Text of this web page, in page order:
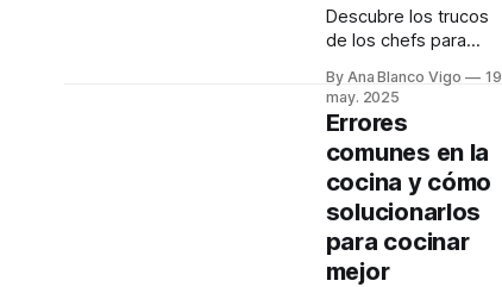
Descubre los trucos
de los chefs para
ensalada verde
perfecta en casa.
Desde la elección del
aliño hasta el toque
final, te revelamos
todos los secretos.
By Ana Blanco Vigo
19
may. 2025
Errores
comunes en la
cocina y cómo
solucionarlos
para cocinar
mejor